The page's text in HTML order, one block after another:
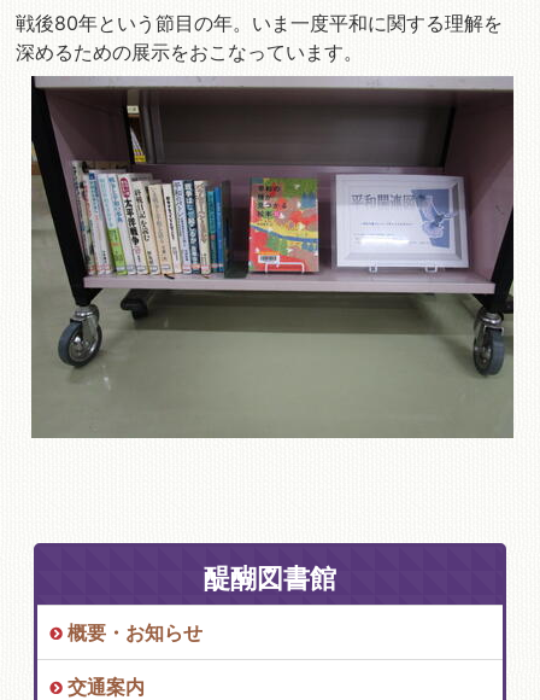
戦後80年という節目の年。いま一度平和に関する理解を
深めるための展示をおこなっています。
醍醐図書館
概要・お知らせ
交通案内